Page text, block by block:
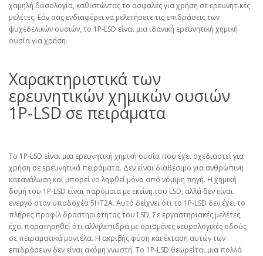
χαμηλή δοσολογία, καθιστώντας το ασφαλές για χρήση σε ερευνητικές
μελέτες. Εάν σας ενδιαφέρει να μελετήσετε τις επιδράσεις των
ψυχεδελικών ουσιών, το 1P-LSD είναι μια ιδανική ερευνητική χημική
ουσία για χρήση.
Χαρακτηριστικά των
ερευνητικών χημικών ουσιών
1P-LSD σε πειράματα
Το 1P-LSD είναι μια ερευνητική χημική ουσία που έχει σχεδιαστεί για
χρήση σε ερευνητικά πειράματα. Δεν είναι διαθέσιμο για ανθρώπινη
κατανάλωση και μπορεί να ληφθεί μόνο από νόμιμη πηγή. Η χημική
δομή του 1P-LSD είναι παρόμοια με εκείνη του LSD, αλλά δεν είναι
ενεργό στον υποδοχέα 5HT2A. Αυτό δείχνει ότι το 1P-LSD δεν έχει το
πλήρες προφίλ δραστηριότητας του LSD. Σε εργαστηριακές μελέτες,
έχει παρατηρηθεί ότι αλληλεπιδρά με ορισμένες νευρολογικές οδούς
σε πειραματικά μοντέλα. Η ακριβής φύση και έκταση αυτών των
επιδράσεων δεν είναι ακόμη γνωστή. Το 1P-LSD θεωρείται μια πολλά